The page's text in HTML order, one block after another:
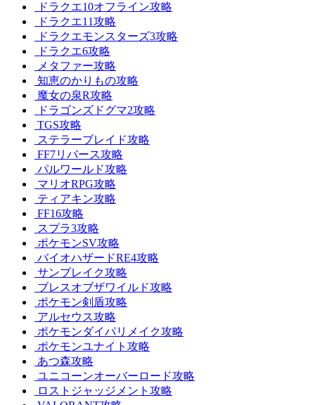
ドラクエ10オフライン攻略
ドラクエ11攻略
ドラクエモンスターズ3攻略
ドラクエ6攻略
メタファー攻略
知恵のかりもの攻略
魔女の泉R攻略
ドラゴンズドグマ2攻略
TGS攻略
ステラーブレイド攻略
FF7リバース攻略
パルワールド攻略
マリオRPG攻略
ティアキン攻略
FF16攻略
スプラ3攻略
ポケモンSV攻略
バイオハザードRE4攻略
サンブレイク攻略
ブレスオブザワイルド攻略
ポケモン剣盾攻略
アルセウス攻略
ポケモンダイパリメイク攻略
ポケモンユナイト攻略
あつ森攻略
ユニコーンオーバーロード攻略
ロストジャッジメント攻略